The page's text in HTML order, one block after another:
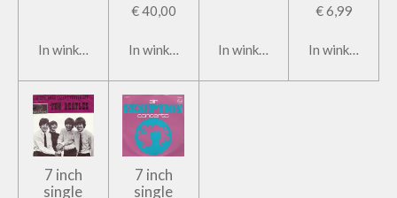
In winkelwagen
€ 40,00
In winkelwagen In winkelwagen
€ 6,99
In
7 inch
single
7 inch
single